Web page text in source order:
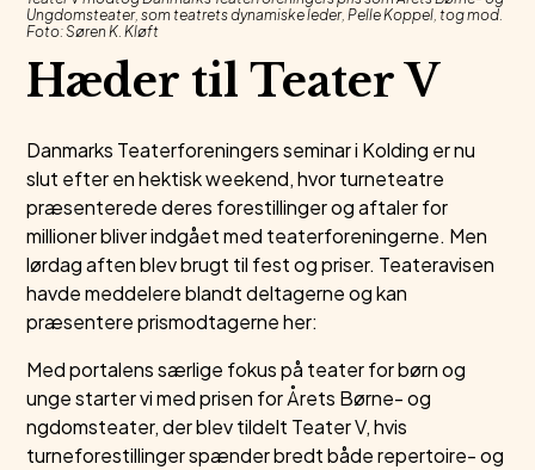
Ungdomsteater, som teatrets dynamiske leder, Pelle Koppel, tog mod.
Foto: Søren K. Kløft
Hæder til Teater V
Danmarks Teaterforeningers seminar i Kolding er nu
slut efter en hektisk weekend, hvor turneteatre
præsenterede deres forestillinger og aftaler for
millioner bliver indgået med teaterforeningerne. Men
lørdag aften blev brugt til fest og priser. Teateravisen
havde meddelere blandt deltagerne og kan
præsentere prismodtagerne her:
Med portalens særlige fokus på teater for børn og
unge starter vi med prisen for Årets Børne- og
ngdomsteater, der blev tildelt Teater V, hvis
turneforestillinger spænder bredt både repertoire- og